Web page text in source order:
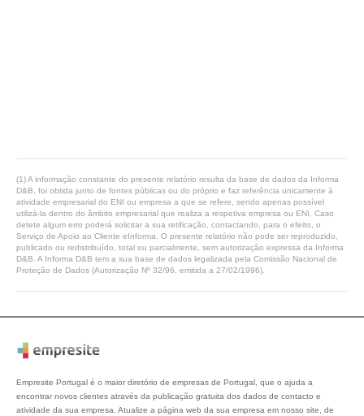
(1) A informação constante do presente relatório resulta da base de dados da Informa
D&B, foi obtida junto de fontes públicas ou do próprio e faz referência unicamente à
atividade empresarial do ENI ou empresa a que se refere, sendo apenas possível
utilizá-la dentro do âmbito empresarial que realiza a respetiva empresa ou ENI. Caso
detete algum erro poderá solicitar a sua retificação, contactando, para o efeito, o
Serviço de Apoio ao Cliente eInforma. O presente relatório não pode ser reproduzido,
publicado ou redistribuído, total ou parcialmente, sem autorização expressa da Informa
D&B. A Informa D&B tem a sua base de dados legalizada pela Comissão Nacional de
Proteção de Dados (Autorização Nº 32/96, emitida a 27/02/1996).
Empresite Portugal é o maior diretório de empresas de Portugal, que o ajuda a
encontrar novos clientes através da publicação gratuita dos dados de contacto e
atividade da sua empresa. Atualize a página web da sua empresa em nosso site, de